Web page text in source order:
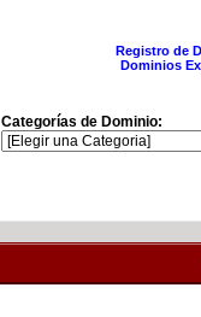
Registro de
Dominios
Categorías de Dominio: